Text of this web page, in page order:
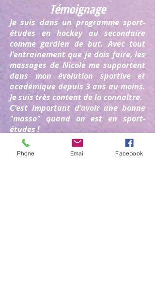
Témoignage
Je suis dans un programme sport-
études en hockey au secondaire
comme gardien de but. Avec tout
l'entrainement que je dois faire, les
massages de Nicole me supportent
dans mon évolution sportive et
académique depuis 3 ans au moins.
Je suis très content de la connaître.
C'est important d'avoir une bonne
"masso" quand on est en sport-
études !
Zack Cloutier
Phone Email Facebook